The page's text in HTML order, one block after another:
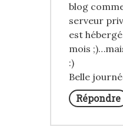
blog
serveur
est
mois
:)
Belle
Répondre